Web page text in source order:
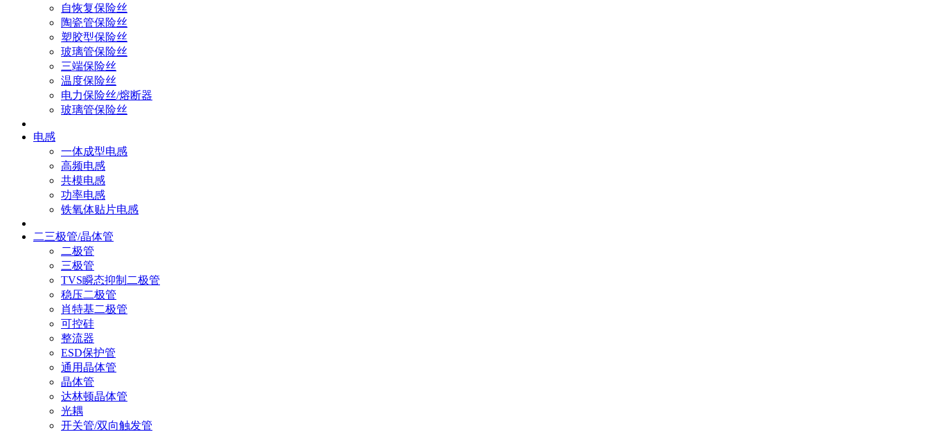
自恢复保险丝
陶瓷管保险丝
塑胶型保险丝
玻璃管保险丝
三端保险丝
温度保险丝
电力保险丝/熔断器
玻璃管保险丝
电感
一体成型电感
高频电感
共模电感
功率电感
铁氧体贴片电感
二三极管/晶体管
二极管
三极管
TVS瞬态抑制二极管
稳压二极管
肖特基二极管
可控硅
整流器
ESD保护管
通用晶体管
晶体管
达林顿晶体管
光耦
开关管/双向触发管